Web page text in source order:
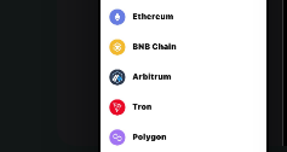
Português (Portugal)
Bahasa Indonesia